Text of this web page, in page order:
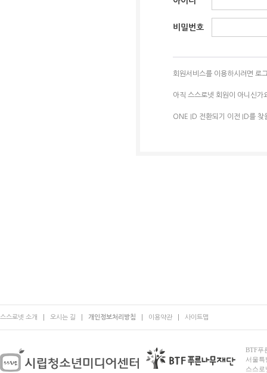
비밀번호
회원서비스를 이용하시려면 로
아직 스스로넷 회원이 아니신가
ONE ID 전환되기 이전 ID를 찾
스스로넷 소개 오시는 길 개인정보처리방침 이용약관 사이트맵
BTF푸
서울
스스로